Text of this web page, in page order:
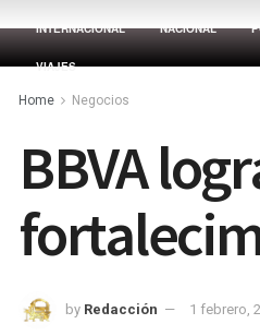
INTERNACIONAL NACIONAL
VIAJES
Home Negocios
BBVA
by Redacción 1 febrero,